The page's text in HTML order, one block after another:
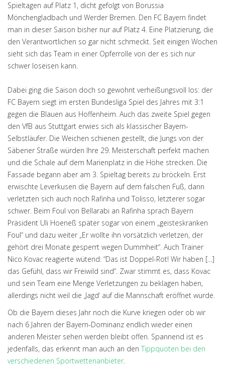
Spieltagen auf Platz 1, dicht gefolgt von Borussia
Mönchengladbach und Werder Bremen. Den FC Bayern findet
man in dieser Saison bisher nur auf Platz 4. Eine Platzierung, die
den Verantwortlichen so gar nicht schmeckt. Seit einigen Wochen
sieht sich das Team in einer Opferrolle von der es sich nur
schwer loseisen kann.
Dabei ging die Saison doch so gewohnt verheißungsvoll los: der
FC Bayern siegt im ersten Bundesliga Spiel des Jahres mit 3:1
gegen die Blauen aus Hoffenheim. Auch das zweite Spiel gegen
den VfB aus Stuttgart erwies sich als klassischer Bayern-
Selbstläufer. Die Weichen schienen gestellt, die Jungs von der
Säbener Straße würden Ihre 29. Meisterschaft perfekt machen
und die Schale auf dem Marienplatz in die Höhe strecken. Die
Fassade begann aber am 3. Spieltag bereits zu bröckeln. Erst
erwischte Leverkusen die Bayern auf dem falschen Fuß, dann
verletzten sich auch noch Rafinha und Tolisso, letzterer sogar
schwer. Beim Foul von Bellarabi an Rafinha sprach Bayern
Präsident Uli Hoeneß später sogar von einem „geisteskranken
Foul“ und dazu weiter „Er wollte ihn vorsätzlich verletzen, der
gehört drei Monate gesperrt wegen Dummheit“. Auch Trainer
Nico Kovac reagierte wütend: “Das ist Doppel-Rot! Wir haben […]
das Gefühl, dass wir Freiwild sind“. Zwar stimmt es, dass Kovac
und sein Team eine Menge Verletzungen zu beklagen haben,
allerdings nicht weil die ‚Jagd‘ auf die Mannschaft eröffnet wurde.
Ob die Bayern dieses Jahr noch die Kurve kriegen oder ob wir
nach 6 Jahren der Bayern-Dominanz endlich wieder einen
anderen Meister sehen werden bleibt offen. Spannend ist es
jedenfalls, das erkennt man auch an den Tippquoten bei den
verschiedenen Sportwettenanbieter.